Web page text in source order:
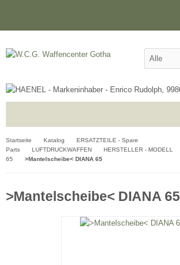
Startseite Katalog
ERSATZTEILE - Spare
Parts
LUFTDRUCKWAFFEN HERSTELLER - MODELL
65
>Mantelscheibe< DIANA 65
>Mantelscheibe< DIANA 65